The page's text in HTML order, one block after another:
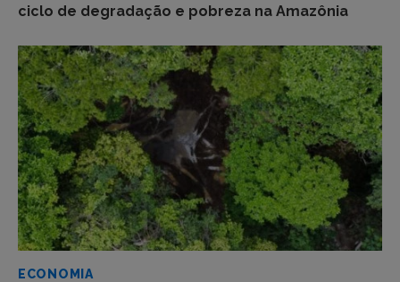
ciclo de degradação e pobreza na Amazônia
ECONOMIA